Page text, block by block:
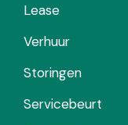
Lease
Verhuur
Storingen
Servicebeurt